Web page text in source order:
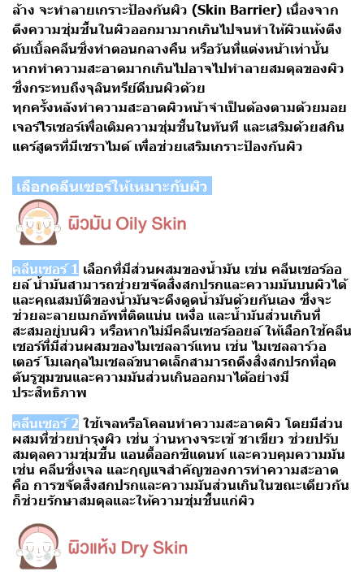
ล้าง จะทำลายเกราะป้องกันผิว (Skin Barrier) เนื่องจาก
ดึงความชุ่มชื้นในผิวออกมามากเกินไปจนทำให้ผิวแห้งตึง
ดับเบิ้ลคลีนซิ่งทำตอนกลางคืน หรือวันที่แต่งหน้าเท่านั้น
หากทำความสะอาดมากเกินไปอาจไปทำลายสมดุลของผิว
ซึ่งกระทบถึงจุลินทรีย์ดีบนผิวด้วย
ทุกครั้งหลังทำความสะอาดผิวหน้าจำเป็นต้องตามด้วยมอย
เจอร์ไรเซอร์เพื่อเติมความชุ่มชื้นในทันที และเสริมด้วยสกิน
แคร์สูตรที่มีเซราไมด์ เพื่อช่วยเสริมเกราะป้องกันผิว
เลือกคลีนเซอร์ให้เหมาะกับผิว
คลีนเซอร์ 1 เลือกที่มีส่วนผสมของน้ำมัน เช่น คลีนเซอร์ออ
ยล์น้ำมันสามารถช่วยขจัดสิ่งสกปรกและความมันบนผิวได้
และคุณสมบัติของน้ำมันจะดึงดูดน้ำมันด้วยกันเอง ซึ่งจะ
ช่วยละลายเมกอัพที่ติดแน่น เหงื่อ และน้ำมันส่วนเกินที่
สะสมอยู่บนผิว หรือหากไม่มีคลีนเซอร์ออยล์ ให้เลือกใช้คลีน
เซอร์ที่มีส่วนผสมของไมเซลลาร์แทน เช่นไมเซลลาร์วอ
เตอร์โมเลกุลไมเซลล์ขนาดเล็กสามารถดึงสิ่งสกปรกที่อุด
ตันรูขุมขนและความมันส่วนเกินออกมาได้อย่างมี
ประสิทธิภาพ
คลีนเซอร์ 2 ใช้เจลหรือโคลนทำความสะอาดผิว โดยมีส่วน
ผสมที่ช่วยบำรุงผิว เช่น ว่านหางจระเข้ ชาเขียว ช่วยปรับ
สมดุลความชุ่มชื้น แอนตี้ออกซิแดนท์ และควบคุมความมัน
เช่น คลีนซิ่งเจล และกุญแจสำคัญของการทำความสะอาด
คือ การขจัดสิ่งสกปรกและความมันส่วนเกินในขณะเดียวกัน
ก็ช่วยรักษาสมดุลและให้ความชุ่มชื้นแก่ผิว